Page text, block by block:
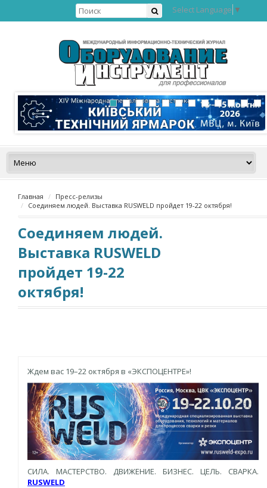
Select Language ▼
Главная
Пресс-релизы
Соединяем людей. Выставка RUSWELD пройдет 19-22 октября!
Соединяем людей.
Выставка RUSWELD
пройдет 19-22
октября!
Ждем вас 19–22 октября в «ЭКСПОЦЕНТРЕ»!
СИЛА. МАСТЕРСТВО. ДВИЖЕНИЕ. БИЗНЕС. ЦЕЛЬ. СВАРКА.
RUSWELD